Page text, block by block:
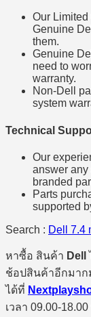
Our Limited
Genuine
them.
Genuine
need to
warranty.
Non-Dell
system
Technical
Our
answer
branded
Parts
supported
Search : Dell 7.4
หาซื้อ สินค้า Dell
ช้อปสินค้าอีกมาก
ได้ที่
เวลา 09.00-